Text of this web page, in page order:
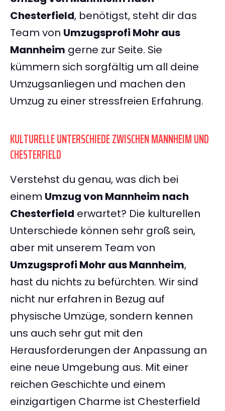
Chesterfield, benötigst, steht dir das
Team von Umzugsprofi Mohr aus
Mannheim gerne zur Seite. Sie
kümmern sich sorgfältig um all deine
Umzugsanliegen und machen den
Umzug zu einer stressfreien Erfahrung.
KULTURELLE UNTERSCHIEDE ZWISCHEN MANNHEIM UND
CHESTERFIELD
Verstehst du genau, was dich bei
einem Umzug von Mannheim nach
Chesterfield erwartet? Die kulturellen
Unterschiede können sehr groß sein,
aber mit unserem Team von
Umzugsprofi Mohr aus Mannheim,
hast du nichts zu befürchten. Wir sind
nicht nur erfahren in Bezug auf
physische Umzüge, sondern kennen
uns auch sehr gut mit den
Herausforderungen der Anpassung an
eine neue Umgebung aus. Mit einer
reichen Geschichte und einem
einzigartigen Charme ist Chesterfield